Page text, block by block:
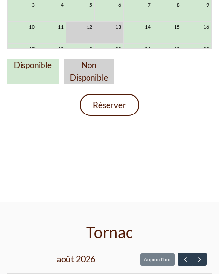
3 4 5 6 7 8 9
10 11 12 13 14 15 16
17 18 19 20 21 22 23
2 3
Disponible
Non
Disponible
Réserver
Tornac
août 2026 Aujourd'hui